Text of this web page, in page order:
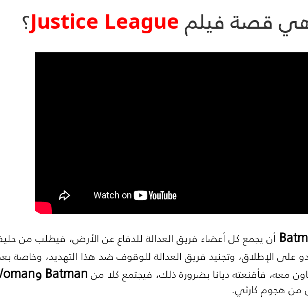
قصة فيلمJustice League؟
أن يجمع كل أعضاء فريق العدالة للدفاع عن الأرض، فيطلب من
على الإطلاق، وتجنيد فريق العدالة للوقوف ضد هذا التهديد، وخاصة
معه، فأقنعته ديانا بضرورة ذلك، فيجتمع كلا منBatmanو
من هجوم كارثي.